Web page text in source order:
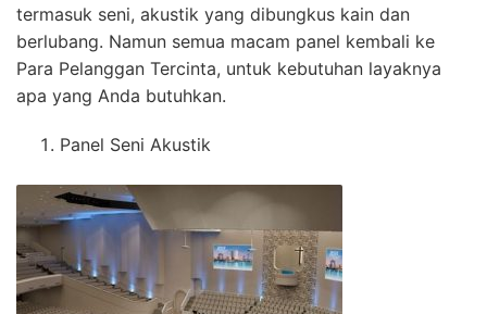
termasuk seni, akustik yang dibungkus kain dan
berlubang. Namun semua macam panel kembali ke
Para Pelanggan Tercinta, untuk kebutuhan layaknya
apa yang Anda butuhkan.
Panel Seni Akustik